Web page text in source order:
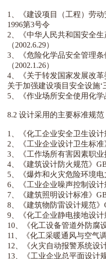
1、《建设项目（工程）劳
1996第3号令
2、《中华人民共和国安全
（2002.6.29）
3、《危险化学品安全管理
（2002.1.26）
4、《关于转发国家发展改
关于加强建设项目安全设施‘
5、《作业场所安全使用化学
8.2 设计采用的主要标准规范
1、《化工企业安全卫生设计
2、《工业企业设计卫生标准
3、《工作场所有害因素职业
4、《建筑设计防火规范》
5、《爆炸和火灾危险环境
6、《工业企业噪声控制设计
7、《建筑照明设计标准》
8、《建筑物防雷设计规范》
9、《化工企业静电接地设计
10、《化工设备管道外防腐
11、《化工采暖通风与空气
12、《火灾自动报警系统设
13、《工业企业总平面设计